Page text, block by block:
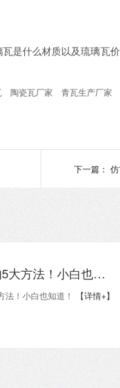
是什么材质以及琉璃瓦
陶瓷瓦厂家
青瓦生产厂家
下一篇：
陶瓷瓦选购5大方法！小白也知道！
法！小白也知道！ 【详情+】